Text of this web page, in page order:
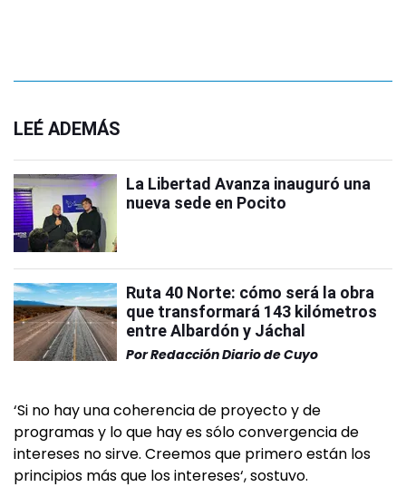
LEÉ ADEMÁS
La Libertad Avanza inauguró una
nueva sede en Pocito
Ruta 40 Norte: cómo será la obra
que transformará 143 kilómetros
entre Albardón y Jáchal
PorRedacción Diario de Cuyo
‘Si no hay una coherencia de proyecto y de
programas y lo que hay es sólo convergencia de
intereses no sirve. Creemos que primero están los
principios más que los intereses‘, sostuvo.